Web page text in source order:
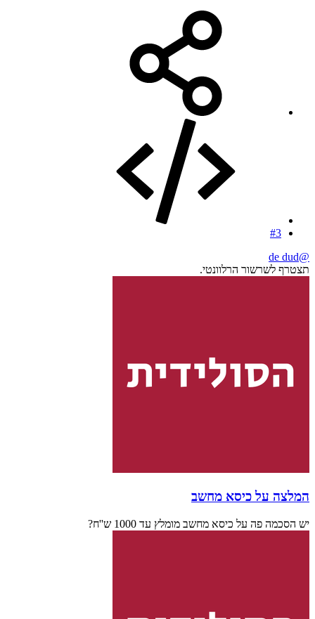
#3
@de dud
תצטרף לשרשור הרלוונטי.
המלצה על כיסא מחשב
יש הסכמה פה על כיסא מחשב מומלץ עד 1000 ש''ח?